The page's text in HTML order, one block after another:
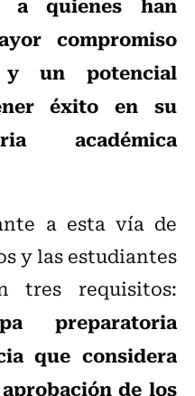
compromiso
un potencial
éxito en su
académica
a esta vía de
y las estudiantes
tres requisitos:
preparatoria
que considera
de los